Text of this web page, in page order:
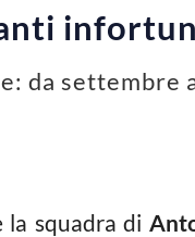
da settembre
la squadra di